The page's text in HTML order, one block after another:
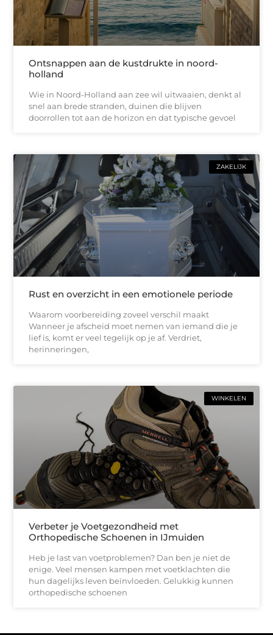
Ontsnappen aan de kustdrukte in noord-
holland
Wie in Noord-Holland aan zee wil uitwaaien, denkt al
snel aan brede stranden, duinen die blijven
doorrollen tot aan de horizon en dat typische gevoel
ZAKELIJK
Rust en overzicht in een emotionele periode
Waarom voorbereiding zoveel verschil maakt
Wanneer je afscheid moet nemen van iemand die je
lief is, komt er veel tegelijk op je af. Verdriet,
herinneringen,
WINKELEN
Verbeter je Voetgezondheid met
Orthopedische Schoenen in IJmuiden
Heb je last van voetproblemen? Dan ben je niet de
enige. Veel mensen kampen met voetklachten die
hun dagelijks leven beïnvloeden. Gelukkig kunnen
orthopedische schoenen